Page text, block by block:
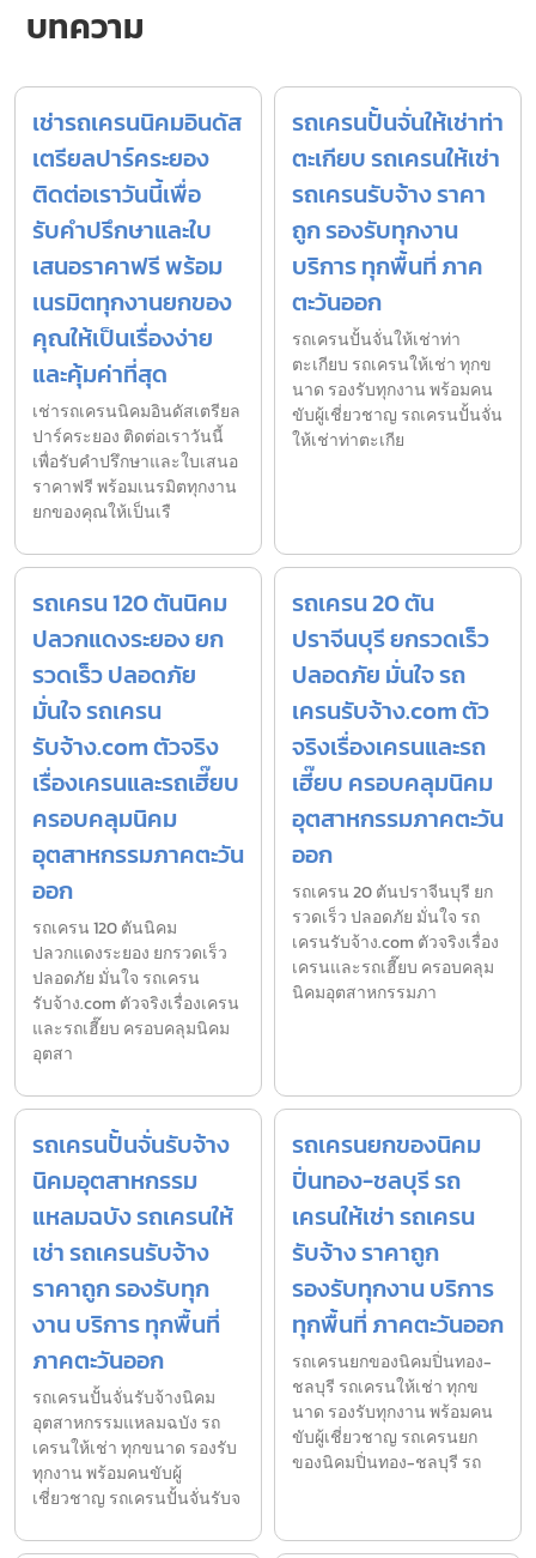
บทความ
เช่ารถเครนนิคมอินดัส
เตรียลปาร์คระยอง
ติดต่อเราวันนี้เพื่อ
รับคำปรึกษาและใบ
เสนอราคาฟรี พร้อม
เนรมิตทุกงานยกของ
คุณให้เป็นเรื่องง่าย
และคุ้มค่าที่สุด
เช่ารถเครนนิคมอินดัสเตรียล
ปาร์คระยอง ติดต่อเราวันนี้
เพื่อรับคำปรึกษาและใบเสนอ
ราคาฟรี พร้อมเนรมิตทุกงาน
ยกของคุณให้เป็นเรื
รถเครนปั้นจั่นให้เช่าท่า
ตะเกียบ รถเครนให้เช่า
รถเครนรับจ้าง ราคา
ถูก รองรับทุกงาน
บริการ ทุกพื้นที่ ภาค
ตะวันออก
รถเครนปั้นจั่นให้เช่าท่า
ตะเกียบ รถเครนให้เช่า ทุกข
นาด รองรับทุกงาน พร้อมคน
ขับผู้เชี่ยวชาญ รถเครนปั้นจั่น
ให้เช่าท่าตะเกีย
รถเครน 120 ตันนิคม
ปลวกแดงระยอง ยก
รวดเร็ว ปลอดภัย
มั่นใจ รถเครน
รับจ้าง.com ตัวจริง
เรื่องเครนและรถเฮี๊ยบ
ครอบคลุมนิคม
อุตสาหกรรมภาคตะวัน
ออก
รถเครน 120 ตันนิคม
ปลวกแดงระยอง ยกรวดเร็ว
ปลอดภัย มั่นใจ รถเครน
รับจ้าง.com ตัวจริงเรื่องเครน
และรถเฮี๊ยบ ครอบคลุมนิคม
อุตสา
รถเครน 20 ตัน
ปราจีนบุรี ยกรวดเร็ว
ปลอดภัย มั่นใจ รถ
เครนรับจ้าง.com ตัว
จริงเรื่องเครนและรถ
เฮี๊ยบ ครอบคลุมนิคม
อุตสาหกรรมภาคตะวัน
ออก
รถเครน 20 ตันปราจีนบุรี ยก
รวดเร็ว ปลอดภัย มั่นใจ รถ
เครนรับจ้าง.com ตัวจริงเรื่อง
เครนและรถเฮี๊ยบ ครอบคลุม
นิคมอุตสาหกรรมภา
รถเครนปั้นจั่นรับจ้าง
นิคมอุตสาหกรรม
แหลมฉบัง รถเครนให้
เช่า รถเครนรับจ้าง
ราคาถูก รองรับทุก
งาน บริการ ทุกพื้นที่
ภาคตะวันออก
รถเครนปั้นจั่นรับจ้างนิคม
อุตสาหกรรมแหลมฉบัง รถ
เครนให้เช่า ทุกขนาด รองรับ
ทุกงาน พร้อมคนขับผู้
เชี่ยวชาญ รถเครนปั้นจั่นรับจ
รถเครนยกของนิคม
ปิ่นทอง-ชลบุรี รถ
เครนให้เช่า รถเครน
รับจ้าง ราคาถูก
รองรับทุกงาน บริการ
ทุกพื้นที่ ภาคตะวันออก
รถเครนยกของนิคมปิ่นทอง-
ชลบุรี รถเครนให้เช่า ทุกข
นาด รองรับทุกงาน พร้อมคน
ขับผู้เชี่ยวชาญ รถเครนยก
ของนิคมปิ่นทอง-ชลบุรี รถ